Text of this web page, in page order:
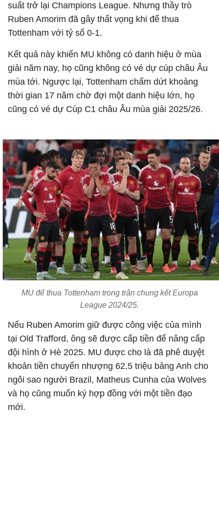
suất trở lại Champions League. Nhưng thầy trò
Ruben Amorim đã gây thất vọng khi để thua
Tottenham với tỷ số 0-1.
Kết quả này khiến MU không có danh hiệu ở mùa
giải năm nay, họ cũng không có vé dự cúp châu Âu
mùa tới. Ngược lại, Tottenham chấm dứt khoảng
thời gian 17 năm chờ đợi một danh hiệu lớn, họ
cũng có vé dự Cúp C1 châu Âu mùa giải 2025/26.
MU để thua Tottenham trong trận chung kết Europa
League 2024/25.
Nếu Ruben Amorim giữ được công việc của mình
tại Old Trafford, ông sẽ được cấp tiền để nâng cấp
đội hình ở Hè 2025. MU được cho là đã phê duyệt
khoản tiền chuyển nhượng 62,5 triệu bảng Anh cho
ngôi sao người Brazil, Matheus Cunha của Wolves
và họ cũng muốn ký hợp đồng với một tiền đạo
mới.